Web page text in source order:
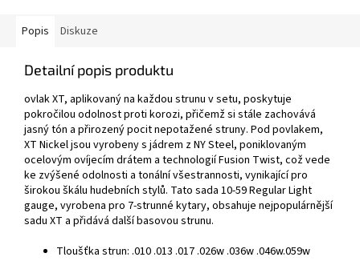
Popis Diskuze
Detailní popis produktu
ovlak XT, aplikovaný na každou strunu v setu, poskytuje
pokročilou odolnost proti korozi, přičemž si stále zachovává
jasný tón a přirozený pocit nepotažené struny. Pod povlakem,
XT Nickel jsou vyrobeny s jádrem z NY Steel, poniklovaným
ocelovým ovíjecím drátem a technologií Fusion Twist, což vede
ke zvýšené odolnosti a tonální všestrannosti, vynikající pro
širokou škálu hudebních stylů. Tato sada 10-59 Regular Light
gauge, vyrobena pro 7-strunné kytary, obsahuje nejpopulárnější
sadu XT a přidává další basovou strunu.
Tloušťka strun: .010 .013 .017 .026w .036w .046w.059w